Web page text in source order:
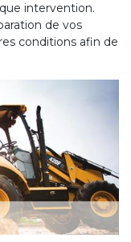
intervention.
de vos
conditions afin de